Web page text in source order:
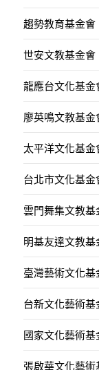
趨勢教育基金會
世安文教基金會
龍應台文化基金
廖英鳴文教基金
太平洋文化基金
台北市文化基金
雲門舞集文教基
明基友達文教基
臺灣藝術文化基
台新文化藝術基
國家文化藝術基
張啟華文化藝術